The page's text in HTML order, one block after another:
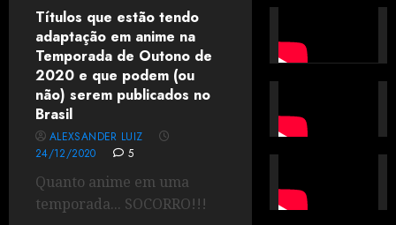
Títulos que estão tendo
adaptação em anime na
Temporada de Outono de
2020 e que podem (ou
não) serem publicados no
Brasil
ALEXSANDER LUIZ
24/12/2020
5
Quanto anime em uma
temporada... SOCORRO!!!